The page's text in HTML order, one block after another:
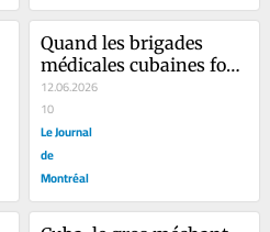
Quand les brigades
médicales cubaines font
peur
12.06.2026
10
Le Journal
de
Montréal